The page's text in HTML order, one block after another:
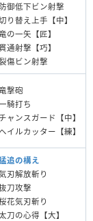
御低下ビン射撃
り替え上手【中】
の一矢【匠】
通射撃【巧】
傷ビン射撃
撃砲
騎打ち
ャンスガード【中】
イルカッター【練】
追の構え
刃解放斬り
刀攻撃
花気刃斬り
刀の心得【大】